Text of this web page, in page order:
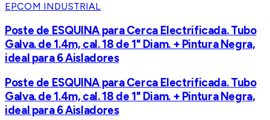
EPCOM INDUSTRIAL
Poste de ESQUINA para Cerca Electrificada. Tubo
Galva. de 1.4m, cal. 18 de 1" Diam. + Pintura Negra,
ideal para 6 Aisladores
Poste de ESQUINA para Cerca Electrificada. Tubo
Galva. de 1.4m, cal. 18 de 1" Diam. + Pintura Negra,
ideal para 6 Aisladores